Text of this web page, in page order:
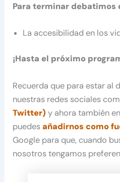
Para terminar debatimos
La accesibilidad en los
¡Hasta el próximo
Recuerda que para estar al
nuestras redes sociales
Twitter) y ahora también en
puedesañadirnos como
Google para que, cuando
nosotros tengamos